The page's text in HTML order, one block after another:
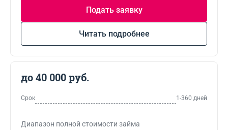
Подать заявку
Читать подробнее
до 40 000 руб.
Срок 1-360 дней
Диапазон полной стоимости займа